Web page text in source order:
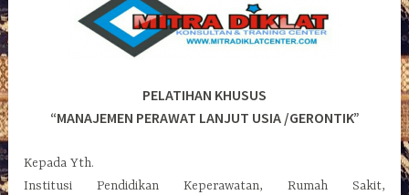
PELATIHAN KHUSUS
“MANAJEMEN PERAWAT LANJUT USIA /GERONTIK”
Kepada Yth.
Institusi Pendidikan Keperawatan, Rumah Sakit,